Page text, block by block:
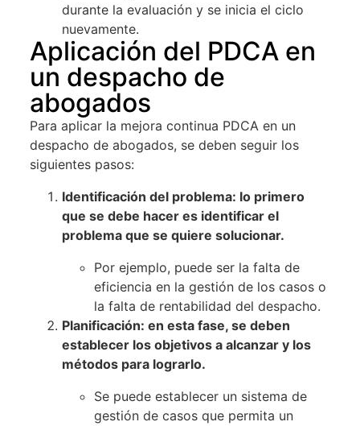
durante la evaluación y se inicia el ciclo
nuevamente.
Aplicación del PDCA en
un despacho de
abogados
Para aplicar la mejora continua PDCA en un
despacho de abogados, se deben seguir los
siguientes pasos:
Identificación del problema: lo primero
que se debe hacer es identificar el
problema que se quiere solucionar.
Por ejemplo, puede ser la falta de
eficiencia en la gestión de los casos o
la falta de rentabilidad del despacho.
Planificación: en esta fase, se deben
establecer los objetivos a alcanzar y los
métodos para lograrlo.
Se puede establecer un sistema de
gestión de casos que permita un